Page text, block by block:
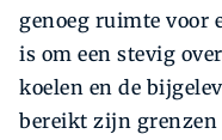
genoeg ruimte voor
is om een stevig
koelen en de
bereikt zijn grenzen